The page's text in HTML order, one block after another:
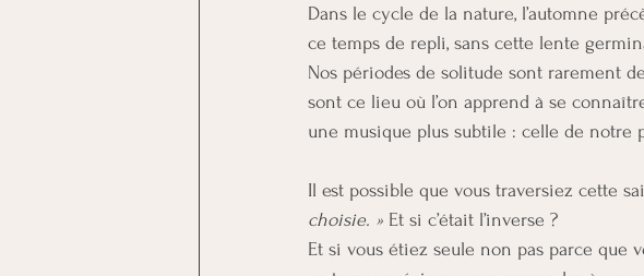
Dans le cycle de la nature, l’automne
ce temps de repli, sans cette lente
Nos périodes de solitude sont rarement
sont ce lieu où l’on apprend à se
une musique plus subtile : celle de notre
Il est possible que vous traversiez cette
choisie. » Et si c’était l’inverse ?
Et si vous étiez seule non pas parce que